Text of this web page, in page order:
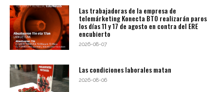
Las trabajadoras de la empresa de
telemárketing Konecta BTO realizarán paros
los días 11 y 17 de agosto en contra del ERE
encubierto
2026-08-07
Las condiciones laborales matan
2026-08-06